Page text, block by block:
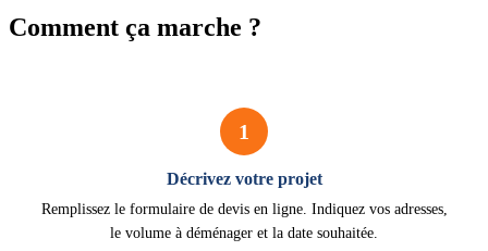
Comment ça marche ?
1
Décrivez votre projet
Remplissez le formulaire de devis en ligne. Indiquez vos adresses,
le volume à déménager et la date souhaitée.